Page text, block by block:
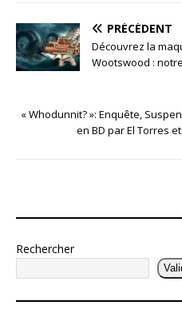
PRÉCÉDENT
Découvrez la
Wootswood :
« Whodunnit? »: Enquête,
en BD par El Torres
Rechercher